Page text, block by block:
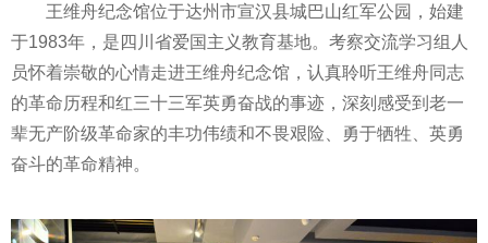
王维舟纪念馆位于达州市宣汉县城巴山红军公园，始建
于1983年，是四川省爱国主义教育基地。考察交流学习组人
员怀着崇敬的心情走进王维舟纪念馆，认真聆听王维舟同志
的革命历程和红三十三军英勇奋战的事迹，深刻感受到老一
辈无产阶级革命家的丰功伟绩和不畏艰险、勇于牺牲、英勇
奋斗的革命精神。